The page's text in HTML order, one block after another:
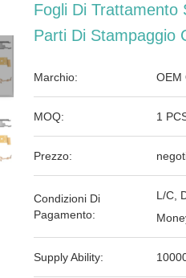
Fogli Di Trattamento
Parti Di Stampaggio
Marchio: OEM
MOQ: 1
Prezzo:
Condizioni Di
Pagamento:
L/C,
Supply Ability: